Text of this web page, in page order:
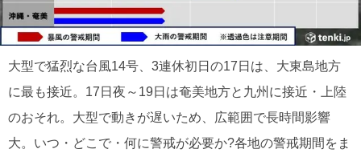
大型で猛烈な台風14号、3連休初日の17日は、大東島地方
に最も接近。17日夜～19日は奄美地方と九州に接近・上陸
のおそれ。大型で動きが遅いため、広範囲で長時間影響
大。いつ・どこで・何に警戒が必要か?各地の警戒期間をま